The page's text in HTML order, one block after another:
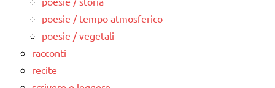
poesie / tempo atmosferico
poesie / vegetali
racconti
recite